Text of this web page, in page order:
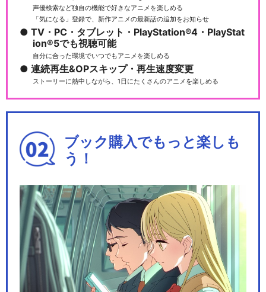
声優検索など独自の機能で好きなアニメを楽しめる
「気になる」登録で、新作アニメの最新話の追加をお知らせ
TV・PC・タブレット・PlayStation®4・PlayStat
ion®5でも視聴可能
自分に合った環境でいつでもアニメを楽しめる
連続再生&OPスキップ・再生速度変更
ストーリーに熱中しながら、1日にたくさんのアニメを楽しめる
ブック購入でもっと楽しも
う！